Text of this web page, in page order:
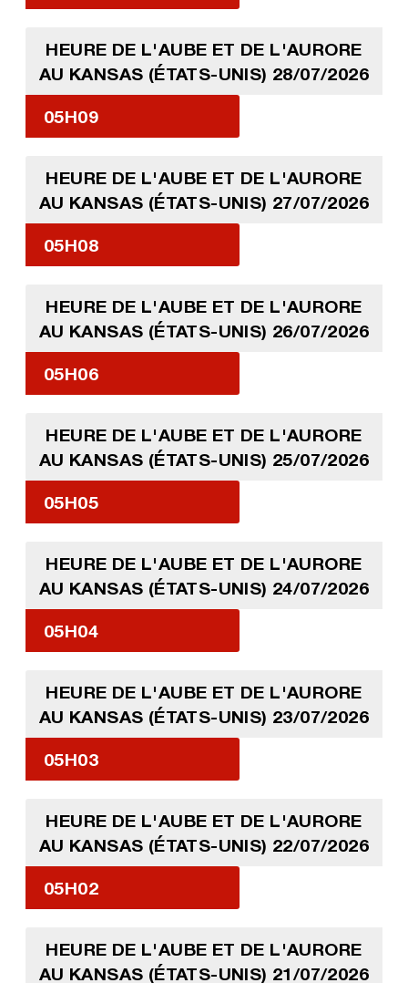
HEURE DE L'AUBE ET DE L'AURORE
AU KANSAS (ÉTATS-UNIS) 28/07/2026
05H09
HEURE DE L'AUBE ET DE L'AURORE
AU KANSAS (ÉTATS-UNIS) 27/07/2026
05H08
HEURE DE L'AUBE ET DE L'AURORE
AU KANSAS (ÉTATS-UNIS) 26/07/2026
05H06
HEURE DE L'AUBE ET DE L'AURORE
AU KANSAS (ÉTATS-UNIS) 25/07/2026
05H05
HEURE DE L'AUBE ET DE L'AURORE
AU KANSAS (ÉTATS-UNIS) 24/07/2026
05H04
HEURE DE L'AUBE ET DE L'AURORE
AU KANSAS (ÉTATS-UNIS) 23/07/2026
05H03
HEURE DE L'AUBE ET DE L'AURORE
AU KANSAS (ÉTATS-UNIS) 22/07/2026
05H02
HEURE DE L'AUBE ET DE L'AURORE
AU KANSAS (ÉTATS-UNIS) 21/07/2026